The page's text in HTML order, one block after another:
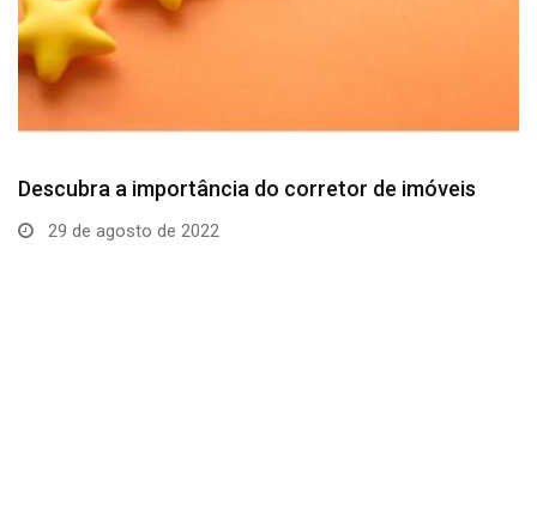
Descubra a importância do corretor de imóveis
29 de agosto de 2022